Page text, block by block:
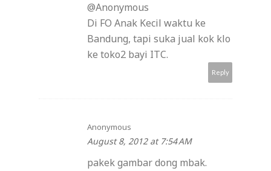
@Anonymous
Di FO Anak Kecil waktu ke
Bandung, tapi suka jual kok klo
ke toko2 bayi ITC.
Reply
Anonymous
August 8, 2012 at 7:54 AM
pakek gambar dong mbak.